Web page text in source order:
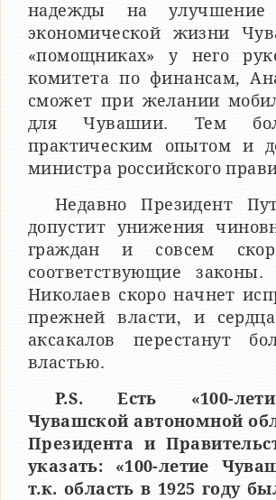
надежды на
экономической жизни
«помощниках» у него
комитета по финансам,
сможет при желании
для Чувашии. Тем
практическим опытом и
министра российского
Недавно Президент
допустит унижения
граждан и совсем
соответствующие
Николаев скоро начнет
прежней власти, и
аксакалов перестанут
властью.
P.S. Есть «100-
Чувашской автономной
Президента и
указать: «100-летие
т.к. область в 1925 году